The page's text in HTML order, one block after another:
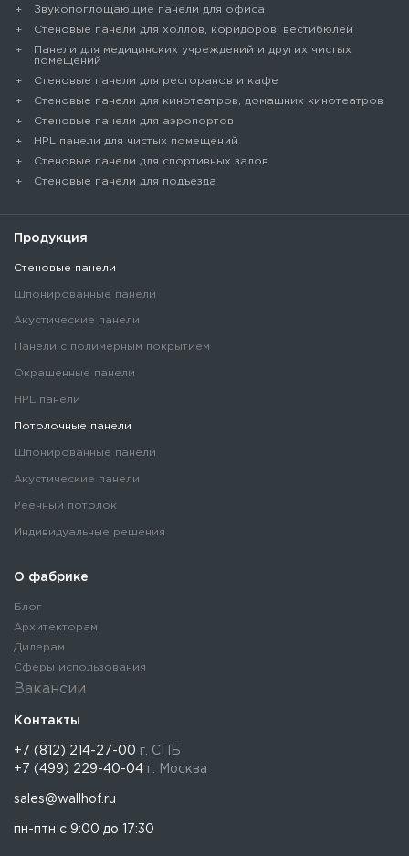
Звукопоглощающие панели для офиса
Стеновые панели для холлов, коридоров, вестибюлей
Панели для медицинских учреждений и других чистых
помещений
Стеновые панели для ресторанов и кафе
Стеновые панели для кинотеатров, домашних кинотеатров
Стеновые панели для аэропортов
HPL панели для чистых помещений
Стеновые панели для спортивных залов
Стеновые панели для подъезда
Контакты
+7 (812) 214-27-00 г. СПБ
+7 (499) 229-40-04 г. Москва
sales@wallhof.ru
пн-птн с 9:00 до 17:30
Продукция
Стеновые панели
Шпонированные панели
Акустические панели
Панели с полимерным покрытием
Окрашенные панели
HPL панели
Потолочные панели
Шпонированные панели
Акустические панели
Реечный потолок
Индивидуальные решения
О фабрике
Блог
Архитекторам
Дилерам
Сферы использования
Вакансии